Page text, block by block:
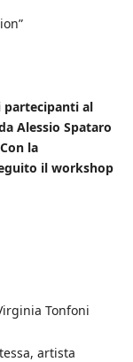
partecipanti al
Alessio Spataro
Con la
il workshop
Tonfoni
artista